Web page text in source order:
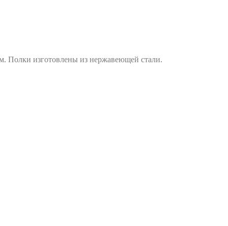
Полки изготовлены из нержавеющей стали.